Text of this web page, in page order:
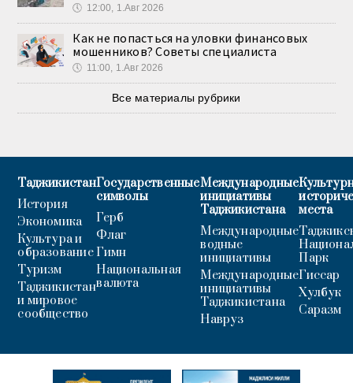
🕔 12:00, 1.Авг 2026
Как не попасться на уловки финансовых
мошенников? Советы специалиста
🕔 11:00, 1.Авг 2026
Все материалы рубрики
Таджикистан
История
Экономика
Культура и
образование
Туризм
Таджикистан
и мировое
сообщество
Государственные
символы
Герб
Флаг
Гимн
Национальная
валюта
Международные
инициативы
Таджикистана
Международные
водные
инициативы
Международные
инициативы
Таджикистана
Навруз
места
Парк
Гиссар
Хулбук
Саразм